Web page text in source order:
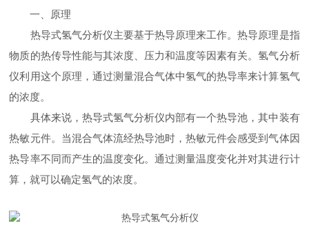
一、原理
热导式氢气分析仪主要基于热导原理来工作。热导原理是指
物质的热传导性能与其浓度、压力和温度等因素有关。氢气分析
仪利用这个原理，通过测量混合气体中氢气的热导率来计算氢气
的浓度。
具体来说，热导式氢气分析仪内部有一个热导池，其中装有
热敏元件。当混合气体流经热导池时，热敏元件会感受到气体因
热导率不同而产生的温度变化。通过测量温度变化并对其进行计
算，就可以确定氢气的浓度。